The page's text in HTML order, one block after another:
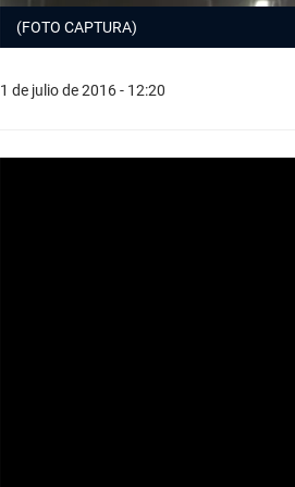
(FOTO CAPTURA)
1 de julio de 2016 - 12:20